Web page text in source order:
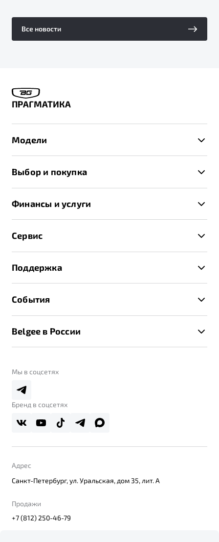
Все новости
ПРАГМАТИКА
Модели
X70
Выбор и покупка
Спецпредложения и Акции
Записаться на тест-драйв
Получить предложение
Финансы и услуги
Трейд-ин
Страхование
Расчет КАСКО
Сервис
Руководство по эксплуатации
Техническое обслуживание
Калькулятор ТО
Поддержка
Помощь на дорогах
Belgee Линк
Belgee Плюс
Реферальная программа
События
Контакты
Belgee в России
О дилерском центре
Правовая информация
Мы в соцсетях
Бренд в соцсетях
Адрес
Санкт-Петербург, ул. Уральская, дом 35, лит. А
Продажи
+7 (812) 250-46-79